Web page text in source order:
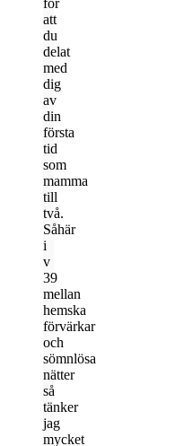
för
att
du
delat
med
dig
av
din
första
tid
som
mamma
till
två.
Såhär
i
v
39
mellan
hemska
förvärkar
och
sömnlösa
nätter
så
tänker
jag
mycket